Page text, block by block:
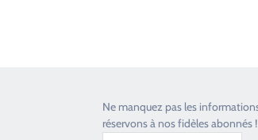
Ne manquez pas les
réservons à nos fidèles abonnés !